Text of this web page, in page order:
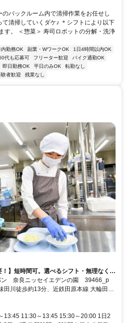
バックルーム内で清掃作業をお任せし
て清掃していくダケ♪ ＊シフトにより以下
す。 ＜惣菜＞ 寿司ロボットの分解・洗浄
内勤務OK 副業・WワークOK
1日4時間以内OK
代も応募可 フリーター歓迎
バイク通勤OK
即日勤務OK 平日のみOK
転勤なし
験者歓迎 残業なし
！】短時間可。選べるシフト・無理なく安
ン 奈良ニッセイエデンの園 39466_p
田川徒歩約13分、近鉄田原本線 大輪田徒
徒歩約20分 奈良交通バス「高塚台一丁
13:45 11:30～13:45 15:30～20:00 1日2